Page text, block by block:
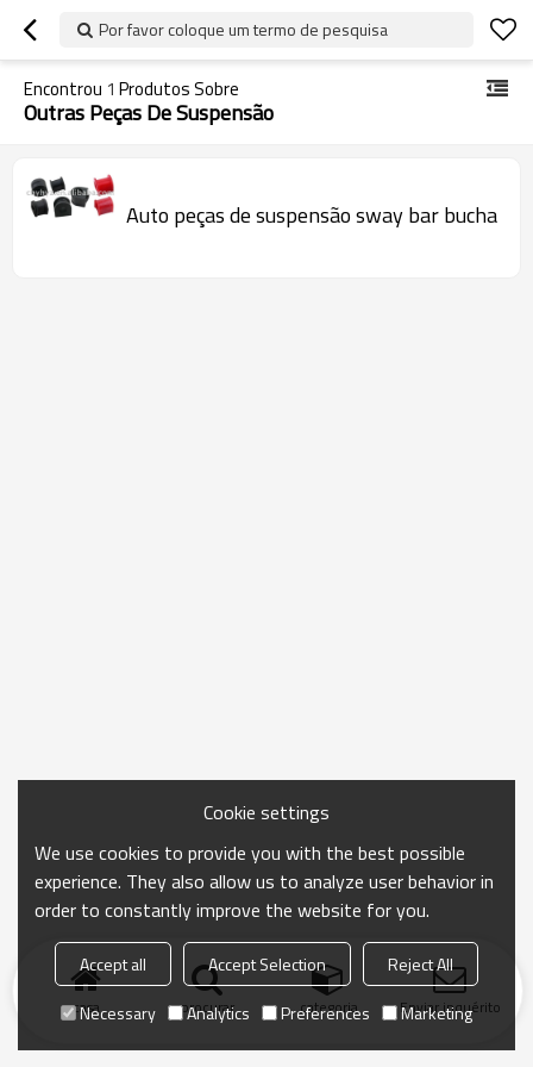
Por favor coloque um termo de pesquisa
Encontrou 1 Produtos Sobre
Outras Peças De Suspensão
Auto peças de suspensão sway bar bucha
casa procurar categoria Enviar inquérito
Cookie settings
We use cookies to provide you with the best possible
experience. They also allow us to analyze user behavior in
order to constantly improve the website for you.
Accept all Accept Selection
Reject All
Necessary
Analytics Preferences Marketing